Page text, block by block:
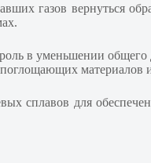
газов вернуться
в уменьшении
материалов
сплавов для